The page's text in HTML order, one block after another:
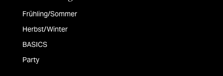
Frühling/Sommer
Herbst/Winter
BASICS
Party